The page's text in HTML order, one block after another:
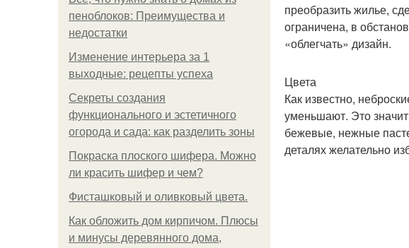
пеноблоков: Преимущества и
недостатки
Изменение интерьера за 1
выходные: рецепты успеха
Секреты создания
функционального и эстетичного
огорода и сада: как разделить зоны
Покраска плоского шифера. Можно
ли красить шифер и чем?
Фисташковый и оливковый цвета.
Как обложить дом кирпичом. Плюсы
и минусы деревянного дома,
преобразить жилье,
ограничена, в
«облегчать» дизайн.
Цвета
Как известно,
уменьшают. Это
бежевые, нежные
деталях желательно